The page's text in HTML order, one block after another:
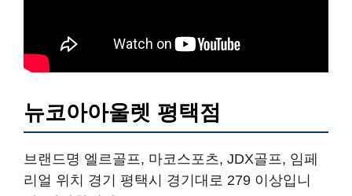
뉴코아아울렛 평택점
브랜드명 엘르골프, 마코스포츠, JDX골프, 임페
리얼 위치 경기 평택시 경기대로 279 이상입니